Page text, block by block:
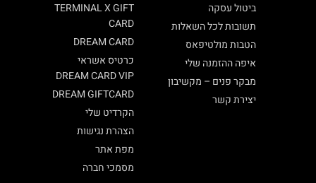
TERMINAL X GIFT
CARD
DREAM CARD
כרטיס אשראי
DREAM CARD VIP
DREAM GIFTCARD
הקרדיט שלי
הצהרת נגישות
מפת אתר
מסמכי חברה
ביטול עסקה
תשובות לכל השאלות
הטבות מולטיפאס
איפה ההזמנה שלי
מבקר פנים – מקשיבון
יצירת קשר